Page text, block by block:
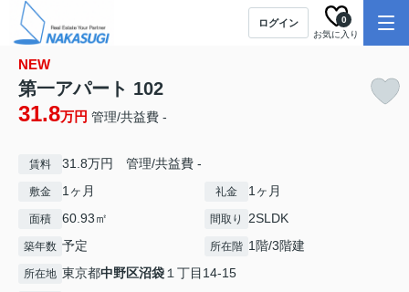
ログイン
お気に入り
0
NEW
第一アパート 102
31.8万円 管理/共益費 -
賃料 31.8万円 管理/共益費 -
敷金 1ヶ月 礼金 1ヶ月
面積 60.93㎡ 間取り 2SLDK
築年数 予定 所在階 1階/3階建
所在地 東京都中野区沼袋 １丁目14-15